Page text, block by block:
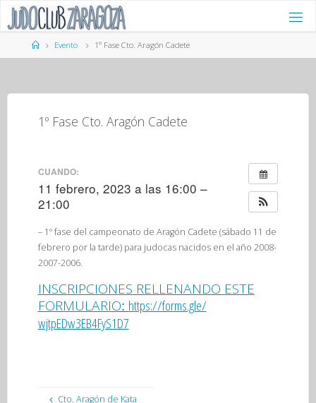
Saltar
contenidoPágina
de
Evento 1º Fase Cto. Aragón Cadete
1º Fase Cto. Aragón Cadete
CUANDO:
11 febrero, 2023 a las 16:00 –
21:00
– 1º fase del campeonato de Aragón Cadete (sábado 11 de
febrero por la tarde) para judocas nacidos en el año 2008-
2007-2006.
INSCRIPCIONES RELLENANDO ESTE
FORMULARIO: https://forms.gle/
wjtpEDw3EB4FyS1D7
Cto. Aragón de Kata